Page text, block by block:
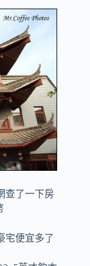
查了一下房
宅便宜多了